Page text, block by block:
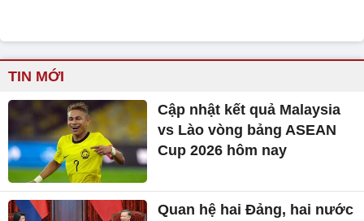
TIN MỚI
Cập nhật kết quả Malaysia
vs Lào vòng bảng ASEAN
Cup 2026 hôm nay
Quan hệ hai Đảng, hai nước